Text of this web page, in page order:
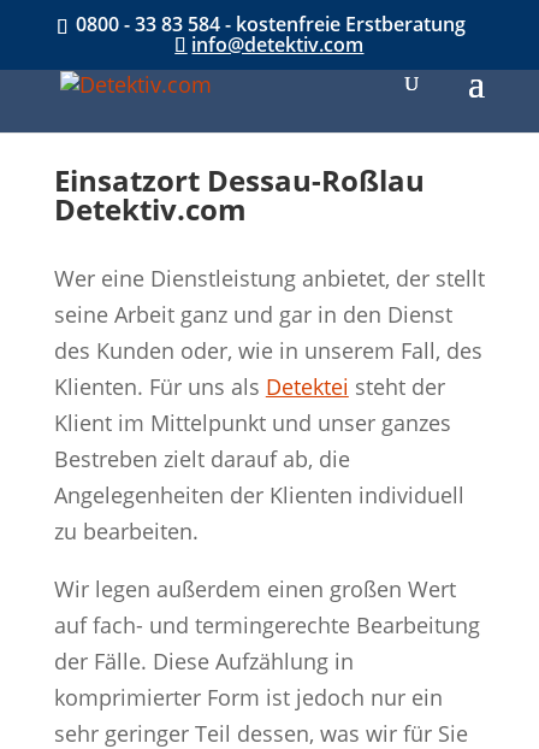
0800 - 33 83 584 - kostenfreie Erstberatung
info@detektiv.com
Einsatzort Dessau-Roßlau
Detektiv.com
Wer eine Dienstleistung anbietet, der stellt
seine Arbeit ganz und gar in den Dienst
des Kunden oder, wie in unserem Fall, des
Klienten. Für uns als Detektei steht der
Klient im Mittelpunkt und unser ganzes
Bestreben zielt darauf ab, die
Angelegenheiten der Klienten individuell
zu bearbeiten.
Wir legen außerdem einen großen Wert
auf fach- und termingerechte Bearbeitung
der Fälle. Diese Aufzählung in
komprimierter Form ist jedoch nur ein
sehr geringer Teil dessen, was wir für Sie